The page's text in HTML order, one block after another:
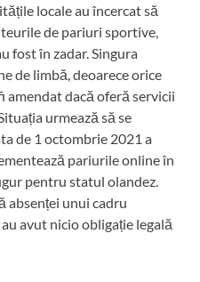
locale au încercat să
de pariuri sportive,
fost în zadar. Singura
de limbă, deoarece orice
amendat dacă oferă servicii
urmează să se
de 1 octombrie 2021 a
pariurile online în
pentru statul olandez.
absenței unui cadru
avut nicio obligație legală